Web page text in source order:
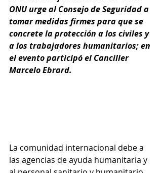
ONU urge al Consejo de Seguridad a
tomar medidas firmes para que se
concrete la protección a los civiles y
a los trabajadores humanitarios; en
el evento participó el Canciller
Marcelo Ebrard.
La comunidad internacional debe a
las agencias de ayuda humanitaria y